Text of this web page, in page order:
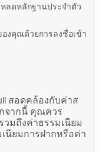
ลดหลักฐานประจำตัว
งคุณด้วยการลงชื่อเข้า
สอดคล้องกับค่าส
จากนี้ คุณควร
มถึงค่าธรรมเนียม
นียมการฝากหรือค่า